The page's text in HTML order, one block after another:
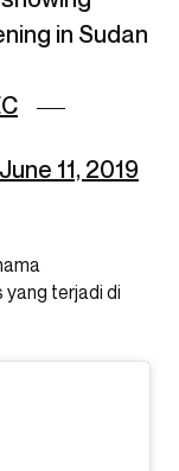
in Sudan
June 11, 2019
terjadi di